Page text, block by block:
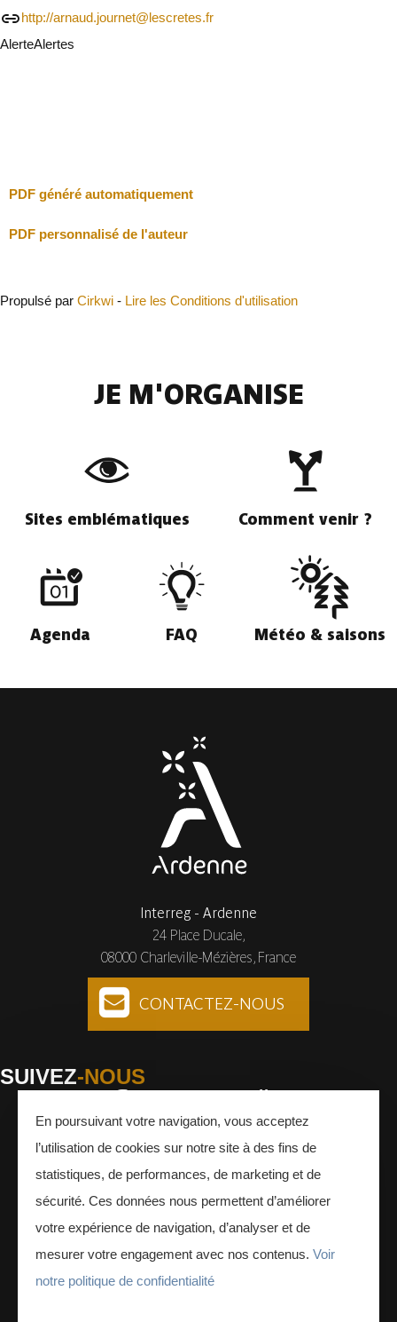
http://arnaud.journet@lescretes.fr
AlerteAlertes
PDF généré automatiquement
PDF personnalisé de l'auteur
Propulsé par Cirkwi - Lire les Conditions d'utilisation
JE M'ORGANISE
Sites emblématiques Comment venir ?
Agenda FAQ Météo & saisons
Interreg - Ardenne
24 Place Ducale,
08000 Charleville-Mézières, France
CONTACTEZ-NOUS
SUIVEZ-NOUS
Facebook Instagram Youtube
En poursuivant votre navigation, vous acceptez
l’utilisation de cookies sur notre site à des fins de
statistiques, de performances, de marketing et de
sécurité. Ces données nous permettent d’améliorer
votre expérience de navigation, d’analyser et de
mesurer votre engagement avec nos contenus. Voir
notre politique de confidentialité